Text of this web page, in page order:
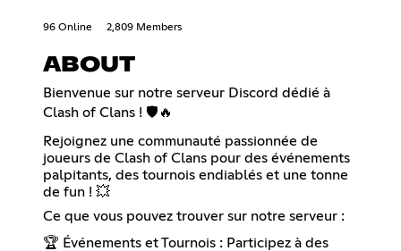
96 Online 2,809 Members
ABOUT
Bienvenue sur notre serveur Discord dédié à
Clash of Clans ! 🛡️🔥
Rejoignez une communauté passionnée de
joueurs de Clash of Clans pour des événements
palpitants, des tournois endiablés et une tonne
de fun ! 💥
Ce que vous pouvez trouver sur notre serveur :
🏆 Événements et Tournois : Participez à des